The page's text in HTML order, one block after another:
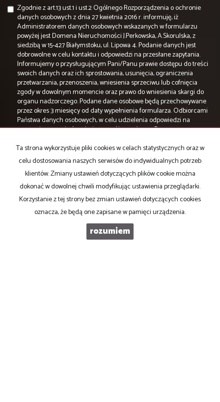
Zgodnie z art.13 ust.1 i ust.2 Ogólnego Rozporządzenia o ochronie
danych osobowych z dnia 27 kwietnia 2016 r. informuję, iż
Administratorem danych osobowych wskazanych w formularzu
powyżej jest Domena Nieruchomości J.Perkowska, A.Skorulska, z
siedzibą w 15-427 Białymstoku, ul. Lipowa 4. Podanie danych jest
dobrowolne w celu kontaktu i odpowiedzi na przesłane zapytania.
Informujemy o przysługującym Pani/Panu prawie dostępu do treści
swoich danych oraz ich sprostowania, usunięcia, ograniczenia
przetwarzania, przenoszenia, wniesienia sprzeciwu lub cofnięcia
zgody w dowolnym momencie oraz prawo do wniesienia skargi do
organu nadzorczego. Podane dane osobowe będą przechowywane
przez okres 3 miesięcy od daty wypełnienia formularza. Odbiorcami
Państwa danych osobowych, w celu udzielenia odpowiedzi na
zapytania, mogą być podmioty współpracujące z Domena
będą podlegały profilowaniu oraz nie będą przekazywane do państwa
trzeciego i organizacji międzynarodowych.
Domena Nieruchomości
Ta strona wykorzystuje pliki cookies w celach statystycznych oraz w
celu dostosowania naszych serwisów do indywidualnych potrzeb
klientów. Zmiany ustawień dotyczących plików cookie można
dokonać w dowolnej chwili modyfikując ustawienia przeglądarki.
Korzystanie z tej strony bez zmian ustawień dotyczących cookies
oznacza, że będą one zapisane w pamięci urządzenia.
rozumiem